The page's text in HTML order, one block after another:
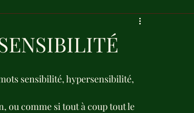
sensibilité, hypersensibilité,
ou comme si tout à coup tout le